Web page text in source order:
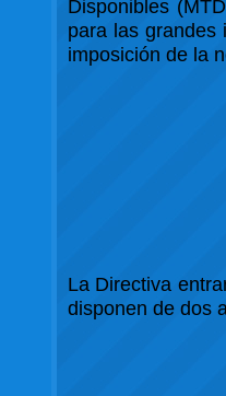
Disponibles
para las grandes
imposición de la
La Directiva
disponen de dos